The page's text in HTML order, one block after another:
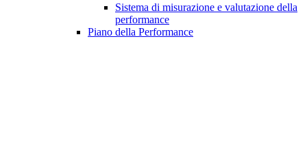
Sistema di misurazione e valutazione della
performance
Piano della Performance